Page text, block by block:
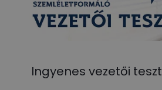
Ingyenes vezetői teszt